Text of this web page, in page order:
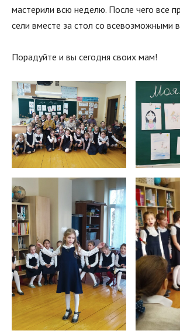
мастерили всю неделю. После чего все
сели вместе за стол со всевозможными
Порадуйте и вы сегодня своих мам!